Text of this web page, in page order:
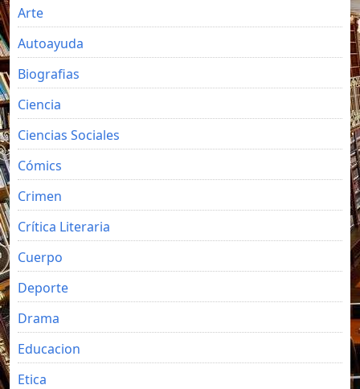
Arte
Autoayuda
Biografias
Ciencia
Ciencias Sociales
Cómics
Crimen
Crítica Literaria
Cuerpo
Deporte
Drama
Educacion
Etica